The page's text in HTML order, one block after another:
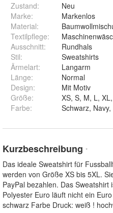
Zustand:
Neu
Marke:
Markenlos
Material:
Textilpflege:
Ausschnitt:
Rundhals
Stil:
Sweatshirts
Ärmelart:
Langarm
Länge:
Normal
Design:
Mit Motiv
Größe:
Farbe:
Kurzbeschreibung *
Das ideale Sweatshirt für
werden von Größe XS bis 5XL.
PayPal bezahlen. Das
Polyester Euro läuft nicht ein
schwarz Farbe Druck: weiß !